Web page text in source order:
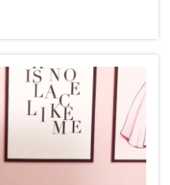
subutilizadas disponíveis são